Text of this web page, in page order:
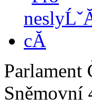
Parlament
Sněmovní